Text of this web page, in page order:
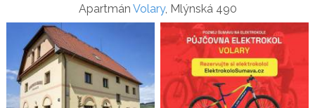
Apartmán Volary, Mlýnská 490